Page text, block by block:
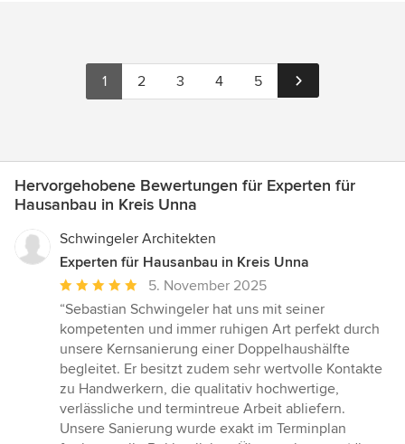
1 2 3 4 5
Hervorgehobene Bewertungen für Experten für
Hausanbau in Kreis Unna
Schwingeler Architekten
Experten für Hausanbau in Kreis Unna
Durchschnittliche
Bewertung:
5
von
5
Sternen
5. November 2025
“Sebastian Schwingeler hat uns mit seiner
kompetenten und immer ruhigen Art perfekt durch
unsere Kernsanierung einer Doppelhaushälfte
begleitet. Er besitzt zudem sehr wertvolle Kontakte
zu Handwerkern, die qualitativ hochwertige,
verlässliche und termintreue Arbeit abliefern.
Unsere Sanierung wurde exakt im Terminplan